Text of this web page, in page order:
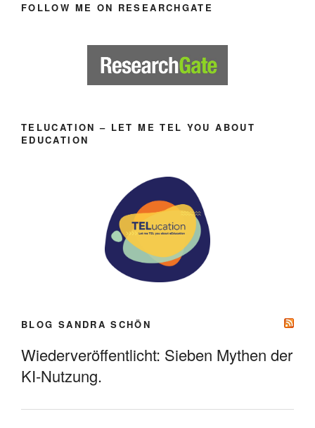
FOLLOW ME ON RESEARCHGATE
TELUCATION – LET ME TEL YOU ABOUT
EDUCATION
BLOG SANDRA SCHÖN
Wiederveröffentlicht: Sieben Mythen der
KI-Nutzung.